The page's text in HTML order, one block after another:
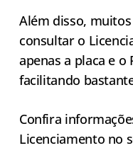
Além disso,
consultar o
apenas a placa e o
facilitando
Confira
Licenciamento no